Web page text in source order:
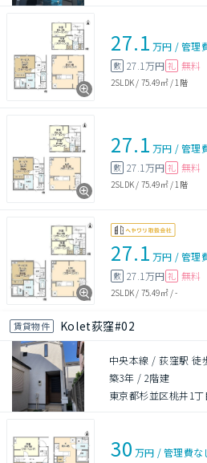
27.1 万円 /管理
敷 27.1万円 礼 無料
2SLDK / 75.49㎡/ 1階
27.1 万円 /管理
敷 27.1万円 礼 無料
2SLDK / 75.49㎡/ 1階
27.1 万円 /管理
敷 27.1万円 礼 無料
2SLDK / 75.49㎡/-
賃貸物件 Kolet荻窪#02
中央本線 / 荻窪駅 徒
築3年 / 2階建
東京都杉並区桃井1丁
30 万円 /管理費な